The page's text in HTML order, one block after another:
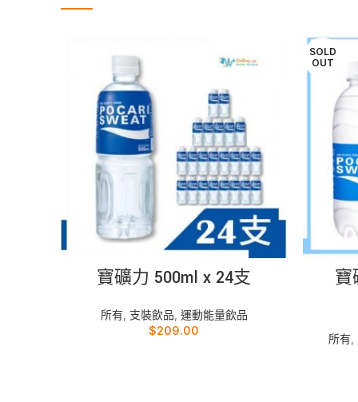
寶礦力 500ml x 24支
所有, 支裝飲品 運動能量飲品
$209.00
SOLD
OUT
寶
所有,